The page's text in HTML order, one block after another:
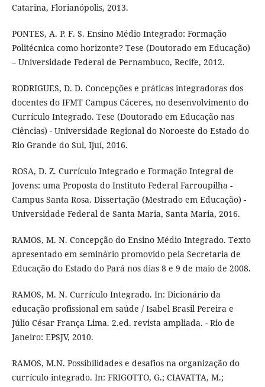
Catarina, Florianópolis, 2013.
PONTES, A. P. F. S. Ensino Médio Integrado: Formação
Politécnica como horizonte? Tese (Doutorado em Educação)
– Universidade Federal de Pernambuco, Recife, 2012.
RODRIGUES, D. D. Concepções e práticas integradoras dos
docentes do IFMT Campus Cáceres, no desenvolvimento do
Currículo Integrado. Tese (Doutorado em Educação nas
Ciências) - Universidade Regional do Noroeste do Estado do
Rio Grande do Sul, Ijuí, 2016.
ROSA, D. Z. Currículo Integrado e Formação Integral de
Jovens: uma Proposta do Instituto Federal Farroupilha -
Campus Santa Rosa. Dissertação (Mestrado em Educação) -
Universidade Federal de Santa Maria, Santa Maria, 2016.
RAMOS, M. N. Concepção do Ensino Médio Integrado. Texto
apresentado em seminário promovido pela Secretaria de
Educação do Estado do Pará nos dias 8 e 9 de maio de 2008.
RAMOS, M. N. Currículo Integrado. In: Dicionário da
educação profissional em saúde / Isabel Brasil Pereira e
Júlio César França Lima. 2.ed. revista ampliada. - Rio de
Janeiro: EPSJV, 2010.
RAMOS, M.N. Possibilidades e desafios na organização do
currículo integrado. In: FRIGOTTO, G.; CIAVATTA, M.;